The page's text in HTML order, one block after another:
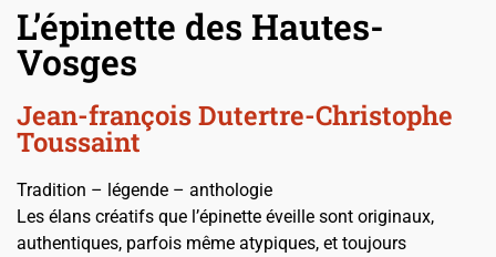
L’épinette des Hautes-
Vosges
Jean-françois Dutertre-Christophe
Toussaint
Tradition – légende – anthologie
Les élans créatifs que l’épinette éveille sont originaux,
authentiques, parfois même atypiques, et toujours